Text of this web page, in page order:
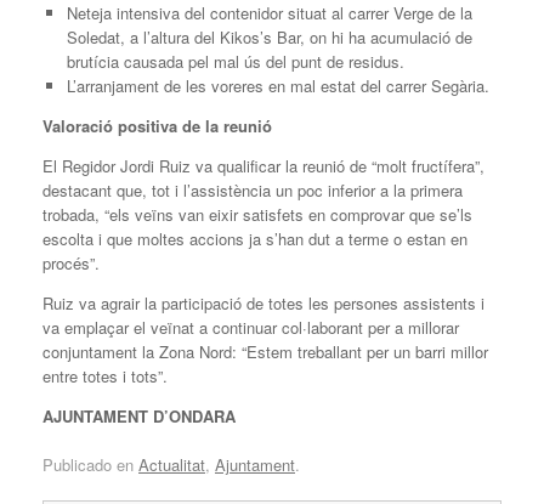
Neteja intensiva del contenidor situat al carrer Verge de la
Soledat, a l’altura del Kikos’s Bar, on hi ha acumulació de
brutícia causada pel mal ús del punt de residus.
L’arranjament de les voreres en mal estat del carrer Segària.
Valoració positiva de la reunió
El Regidor Jordi Ruiz va qualificar la reunió de “molt fructífera”,
destacant que, tot i l’assistència un poc inferior a la primera
trobada, “els veïns van eixir satisfets en comprovar que se’ls
escolta i que moltes accions ja s’han dut a terme o estan en
procés”.
Ruiz va agrair la participació de totes les persones assistents i
va emplaçar el veïnat a continuar col·laborant per a millorar
conjuntament la Zona Nord: “Estem treballant per un barri millor
entre totes i tots”.
AJUNTAMENT D’ONDARA
Publicado en Actualitat, Ajuntament.